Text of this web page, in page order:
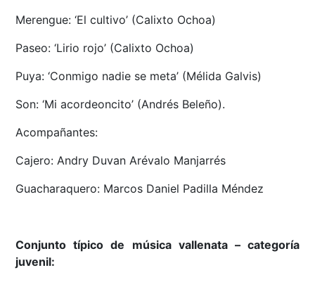
Merengue: ‘El cultivo’ (Calixto Ochoa)
Paseo: ‘Lirio rojo’ (Calixto Ochoa)
Puya: ‘Conmigo nadie se meta’ (Mélida Galvis)
Son: ‘Mi acordeoncito’ (Andrés Beleño).
Acompañantes:
Cajero: Andry Duvan Arévalo Manjarrés
Guacharaquero: Marcos Daniel Padilla Méndez
Conjunto típico de música vallenata – categoría
juvenil: